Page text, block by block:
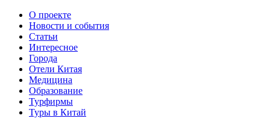
О проекте
Новости и события
Статьи
Интересное
Города
Отели Китая
Медицина
Образование
Турфирмы
Туры в Китай